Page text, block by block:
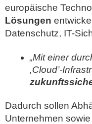
europäische
Lösungen
Datenschutz, IT-
„Mit einer
,Cloud’-
Dadurch sollen
Unternehmen